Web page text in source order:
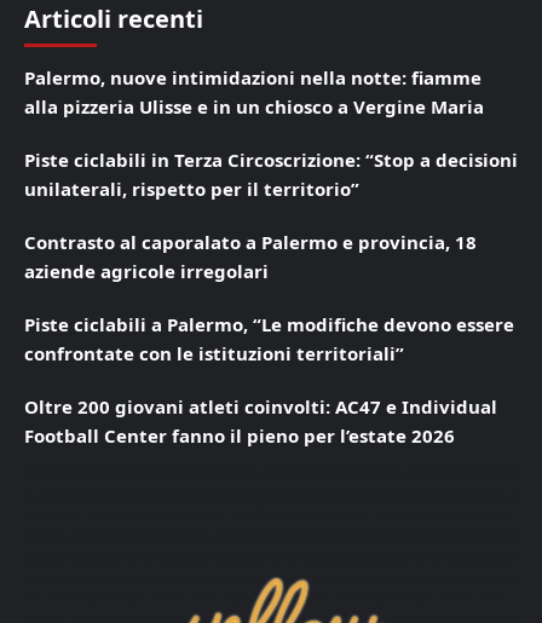
Articoli recenti
Palermo, nuove intimidazioni nella notte: fiamme
alla pizzeria Ulisse e in un chiosco a Vergine Maria
Piste ciclabili in Terza Circoscrizione: “Stop a decisioni
unilaterali, rispetto per il territorio”
Contrasto al caporalato a Palermo e provincia, 18
aziende agricole irregolari
Piste ciclabili a Palermo, “Le modifiche devono essere
confrontate con le istituzioni territoriali”
Oltre 200 giovani atleti coinvolti: AC47 e Individual
Football Center fanno il pieno per l’estate 2026